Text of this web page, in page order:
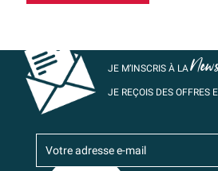
JE M’INSCRIS À LA
JE REÇOIS DES OFFRES